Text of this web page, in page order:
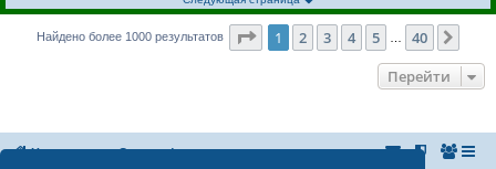
н
е
с
о
Найдено более 1000 результатов Страница из 40
1 2 3 4 5 40
Перейти
На главную Список форумов